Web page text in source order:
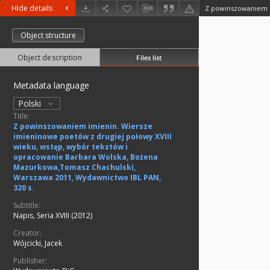
Hide details
Object structure
Object description Files list
Metadata language
Polski
Title:
Z powinszowaniem imienin. Wiersze
imieninowe poetów z drugiej połowy XVIII
wieku, wstęp, wybór tekstów i
opracowanie Barbara Wolska, Bożena
Mazurkowa,Tomasz Chachulski,
Warszawa 2011, Wydawnictwo IBL PAN,
320 s.
Subtitle:
Napis, Seria XVIII (2012)
Creator:
Wójcicki, Jacek
Publisher: